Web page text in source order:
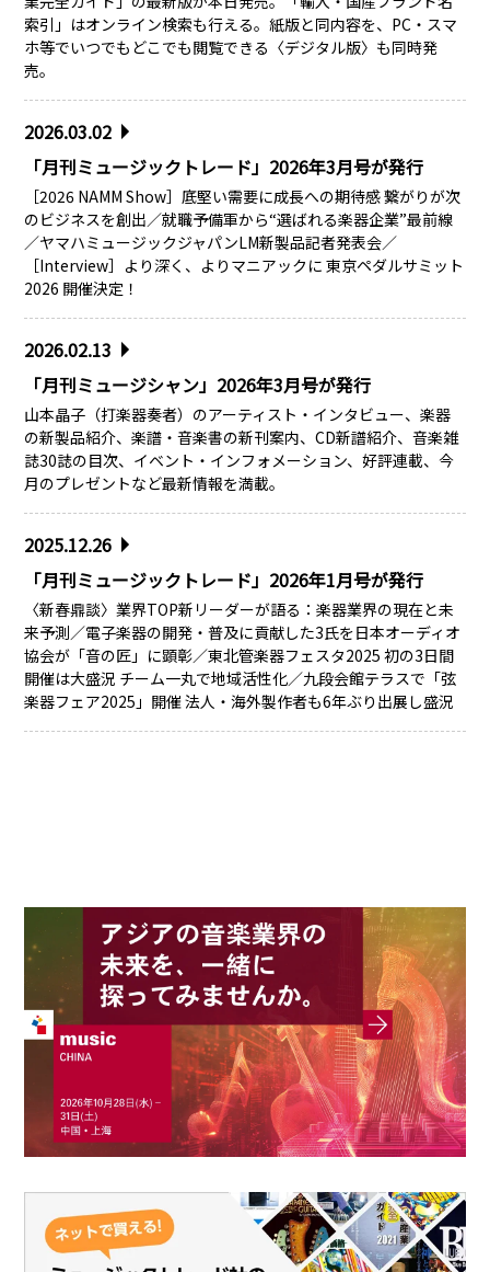
索引」はオンライン検索も行える。紙版と同内容を、PC・スマ
ホ等でいつでもどこでも閲覧できる〈デジタル版〉も同時発
売。
2026.03.02
「月刊ミュージックトレード」2026年3月号が発行
［2026 NAMM Show］底堅い需要に成長への期待感 繋がりが次
のビジネスを創出／就職予備軍から“選ばれる楽器企業”最前線
／ヤマハミュージックジャパンLM新製品記者発表会／
［Interview］より深く、よりマニアックに 東京ペダルサミット
2026 開催決定！
2026.02.13
「月刊ミュージシャン」2026年3月号が発行
山本晶子（打楽器奏者）のアーティスト・インタビュー、楽器
の新製品紹介、楽譜・音楽書の新刊案内、CD新譜紹介、音楽雑
誌30誌の目次、イベント・インフォメーション、好評連載、今
月のプレゼントなど最新情報を満載。
2025.12.26
「月刊ミュージックトレード」2026年1月号が発行
〈新春鼎談〉業界TOP新リーダーが語る：楽器業界の現在と未
来予測／電子楽器の開発・普及に貢献した3氏を日本オーディオ
協会が「音の匠」に顕彰／東北管楽器フェスタ2025 初の3日間
開催は大盛況 チーム一丸で地域活性化／九段会館テラスで「弦
楽器フェア2025」開催 法人・海外製作者も6年ぶり出展し盛況